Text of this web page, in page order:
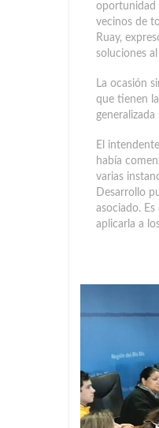
oportunidad
vecinos de
Ruay,
soluciones
La ocasión
que tienen
El
había
varias
Desarrollo
asociado.
aplicarla a